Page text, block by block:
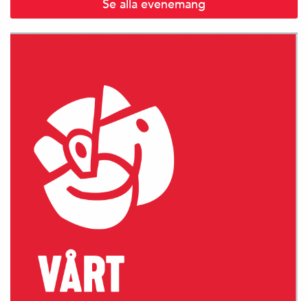
si
Se alla evenemang